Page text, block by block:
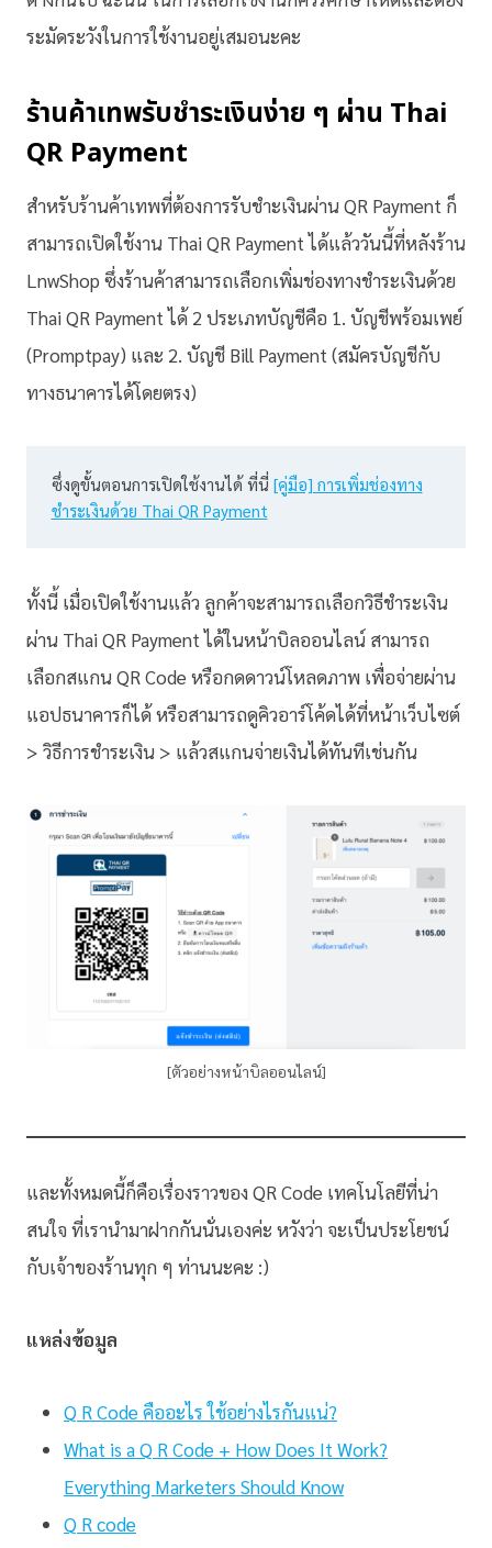
ระมัดระวังในการใช้งานอยู่เสมอนะคะ
ร้านค้าเทพรับชำระเงินง่าย ๆ ผ่าน Thai
QR Payment
สำหรับร้านค้าเทพที่ต้องการรับชำะเงินผ่าน QR Payment ก็
สามารถเปิดใช้งาน Thai QR Payment ได้แล้ววันนี้ที่หลังร้าน
LnwShop ซึ่งร้านค้าสามารถเลือกเพิ่มช่องทางชำระเงินด้วย
Thai QR Payment ได้ 2 ประเภทบัญชีคือ 1. บัญชีพร้อมเพย์
(Promptpay) และ 2. บัญชี Bill Payment (สมัครบัญชีกับ
ทางธนาคารได้โดยตรง)
ซึ่งดูขั้นตอนการเปิดใช้งานได้ ที่นี่ [คู่มือ] การเพิ่มช่องทาง
ชำระเงินด้วย Thai QR Payment
ทั้งนี้ เมื่อเปิดใช้งานแล้ว ลูกค้าจะสามารถเลือกวิธีชำระเงิน
ผ่าน Thai QR Payment ได้ในหน้าบิลออนไลน์ สามารถ
เลือกสแกน QR Code หรือกดดาวน์โหลดภาพ เพื่อจ่ายผ่าน
แอปธนาคารก็ได้ หรือสามารถดูคิวอาร์โค้ดได้ที่หน้าเว็บไซต์
> วิธีการชำระเงิน > แล้วสแกนจ่ายเงินได้ทันทีเช่นกัน
[ตัวอย่างหน้าบิลออนไลน์]
และทั้งหมดนี้ก็คือเรื่องราวของ QR Code เทคโนโลยีที่น่า
สนใจ ที่เรานำมาฝากกันนั่นเองค่ะ หวังว่า จะเป็นประโยชน์
กับเจ้าของร้านทุก ๆ ท่านนะคะ :)
แหล่งข้อมูล
Q R Code คืออะไร ใช้อย่างไรกันแน่?
What is a Q R Code + How Does It Work?
Everything Marketers Should Know
Q R code